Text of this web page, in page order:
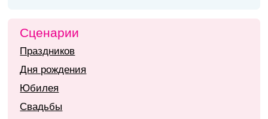
Сценарии
Праздников
Дня рождения
Юбилея
Свадьбы